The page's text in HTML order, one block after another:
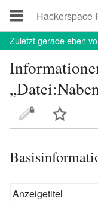
Zuletztgerade eben
Anzeigetitel